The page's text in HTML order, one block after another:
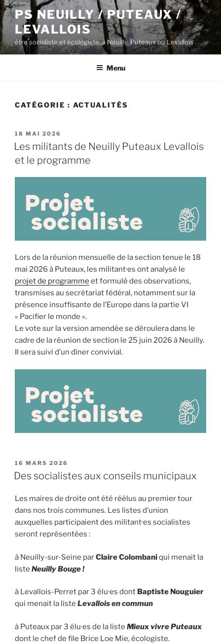
Aller
au
contenu
principal
PS NEUILLY / PUTEAUX /
LEVALLOIS
être socialiste et écologiste, à Neuilly, Puteaux ou Levallois
Menu
CATÉGORIE : ACTUALITÉS
PUBLIÉ
LE
18 MAI 2026
Les militants de Neuilly Puteaux Levallois
et le programme
Lors de la réunion mensuelle de la section tenue le 18
mai 2026 à Puteaux, les militant·es ont analysé le
projet de programme et formulé des observations,
transmises au secrétariat fédéral, notamment sur la
présence insuffisante de l’Europe dans la partie VI
« Pacifier le monde ».
Le vote sur la version amendée se déroulera dans le
cadre de la réunion de section le 25 juin 2026 à Neuilly.
Il sera suivi d’un dîner convivial.
PUBLIÉ
LE
16 MARS 2026
Des socialistes aux conseils municipaux
Les maires de droite ont été réélus au premier tour
dans nos trois communes. Les listes d’union
auxquelles participaient des militant·es socialistes
seront représentées :
à Neuilly-sur-Seine parClaire Colombaniqui menait la
liste Neuilly Bouge !
à Levallois-Perret par 3 élu·es dont Baptiste Nouguier
qui menait la liste Levallois en commun
à Puteaux par 3 élu·es de la liste Mieux vivre Puteaux
dont le chef de file Brice Loe Mie, écologiste.